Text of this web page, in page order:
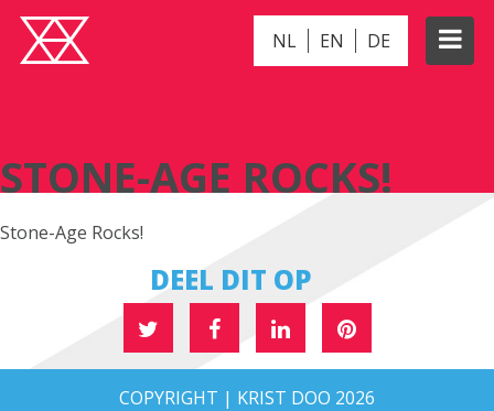
NL EN DE
STONE-AGE ROCKS!
Stone-Age Rocks!
DEEL DIT OP
COPYRIGHT | KRIST DOO 2026